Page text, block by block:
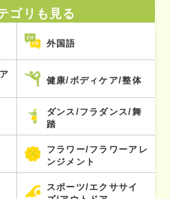
ゴリも見る
外国語
健康/ボディケア/整体
ダンス/フラダンス/舞
踏
フラワー/フラワーアレ
ンジメント
スポーツ/エクササイ